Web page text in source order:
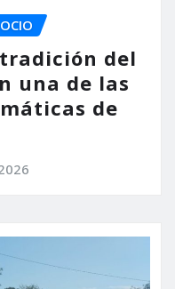
OCIO
del
una de las
de